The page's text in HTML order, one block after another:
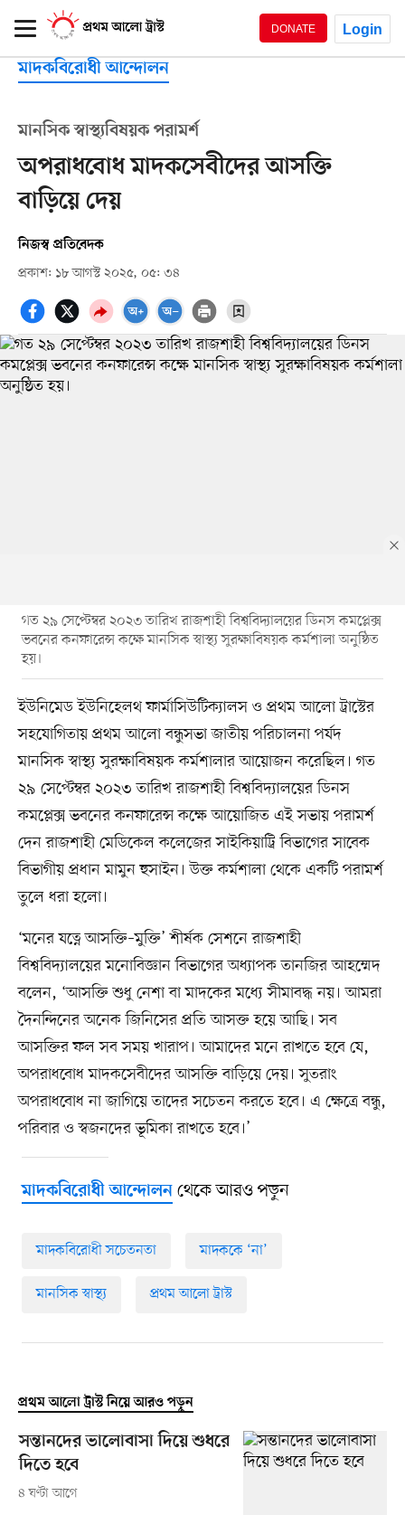
DONATE Login
মাদকবিরোধী আন্দোলন
মানসিক স্বাস্থ্যবিষয়ক পরামর্শ
অপরাধবোধ মাদকসেবীদের আসক্তি
বাড়িয়ে দেয়
নিজস্ব প্রতিবেদক
প্রকাশ: ১৮ আগস্ট ২০২৫, ০৫: ৩৪
গত ২৯ সেপ্টেম্বর ২০২৩ তারিখ রাজশাহী বিশ্ববিদ্যালয়ের ডিনস কমপ্লেক্স
ভবনের কনফারেন্স কক্ষে মানসিক স্বাস্থ্য সুরক্ষাবিষয়ক কর্মশালা অনুষ্ঠিত
হয়।
ইউনিমেড ইউনিহেলথ ফার্মাসিউটিক্যালস ও প্রথম আলো ট্রাস্টের
সহযোগিতায় প্রথম আলো বন্ধুসভা জাতীয় পরিচালনা পর্যদ
মানসিক স্বাস্থ্য সুরক্ষাবিষয়ক কর্মশালার আয়োজন করেছিল। গত
২৯ সেপ্টেম্বর ২০২৩ তারিখ রাজশাহী বিশ্ববিদ্যালয়ের ডিনস
কমপ্লেক্স ভবনের কনফারেন্স কক্ষে আয়োজিত এই সভায় পরামর্শ
দেন রাজশাহী মেডিকেল কলেজের সাইকিয়াট্রি বিভাগের সাবেক
বিভাগীয় প্রধান মামুন হুসাইন। উক্ত কর্মশালা থেকে একটি পরামর্শ
তুলে ধরা হলো।
‘মনের যত্নে আসক্তি–মুক্তি’ শীর্ষক সেশনে রাজশাহী
বিশ্ববিদ্যালয়ের মনোবিজ্ঞান বিভাগের অধ্যাপক তানজির আহম্মেদ
বলেন, ‘আসক্তি শুধু নেশা বা মাদকের মধ্যে সীমাবদ্ধ নয়। আমরা
দৈনন্দিনের অনেক জিনিসের প্রতি আসক্ত হয়ে আছি। সব
আসক্তির ফল সব সময় খারাপ। আমাদের মনে রাখতে হবে যে,
অপরাধবোধ মাদকসেবীদের আসক্তি বাড়িয়ে দেয়। সুতরাং
অপরাধবোধ না জাগিয়ে তাদের সচেতন করতে হবে। এ ক্ষেত্রে বন্ধু,
পরিবার ও স্বজনদের ভূমিকা রাখতে হবে।’
মাদকবিরোধী আন্দোলনথেকে আরও পড়ুন
মাদকবিরোধী সচেতনতা মাদককে ‘না’
মানসিক স্বাস্থ্য প্রথম আলো ট্রাস্ট
প্রথম আলো ট্রাস্ট নিয়ে আরও পড়ুন
সন্তানদের ভালোবাসা দিয়ে শুধরে
দিতে হবে
৪ ঘণ্টা আগে